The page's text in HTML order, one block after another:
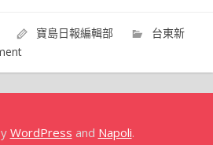
寶島日報編輯部
台東新
WordPress and Napoli.